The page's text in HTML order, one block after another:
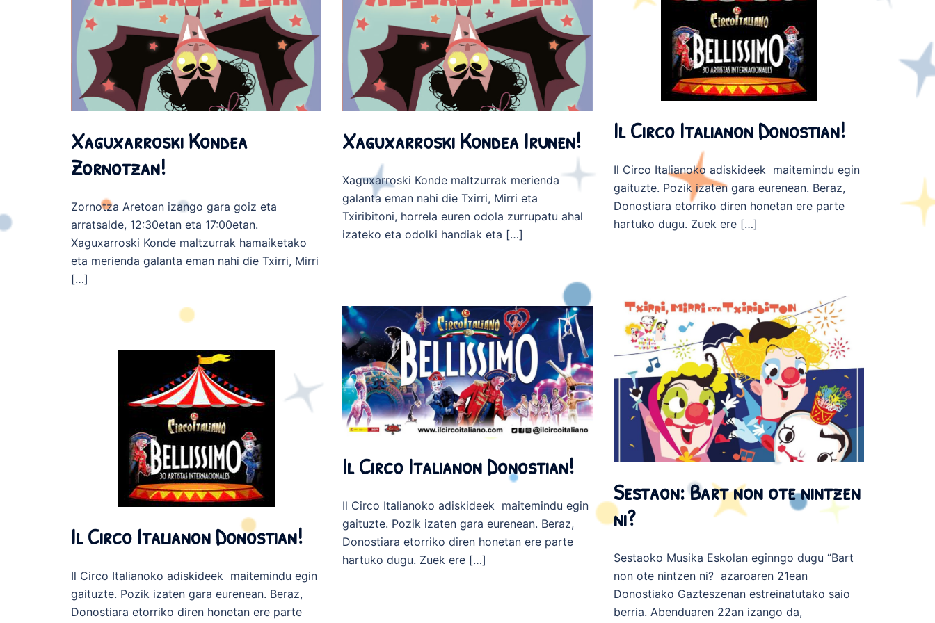
Xaguxarroski Kondea
Zornotzan!
Zornotza Aretoan izango gara goiz eta
arratsalde, 12:30etan eta 17:00etan.
Xaguxarroski Konde maltzurrak hamaiketako
eta merienda galanta eman nahi die Txirri, Mirri
[…]
Xaguxarroski Kondea Irunen!
Xaguxarroski Konde maltzurrak merienda
galanta eman nahi die Txirri, Mirri eta
Txiribitoni, horrela euren odola zurrupatu ahal
izateko eta odolki handiak eta […]
Il Circo Italianon Donostian!
Il Circo Italianoko adiskideek maitemindu egin
gaituzte. Pozik izaten gara eurenean. Beraz,
Donostiara etorriko diren honetan ere parte
hartuko dugu. Zuek ere […]
Il Circo Italianon Donostian!
Il Circo Italianoko adiskideek maitemindu egin
gaituzte. Pozik izaten gara eurenean. Beraz,
Donostiara etorriko diren honetan ere parte
Il Circo Italianon Donostian!
Il Circo Italianoko adiskideek maitemindu egin
gaituzte. Pozik izaten gara eurenean. Beraz,
Donostiara etorriko diren honetan ere parte
hartuko dugu. Zuek ere […]
Sestaon: Bart non ote nintzen
ni?
Sestaoko Musika Eskolan eginngo dugu “Bart
non ote nintzen ni? azaroaren 21ean
Donostiako Gazteszenan estreinatutako saio
berria. Abenduaren 22an izango da,